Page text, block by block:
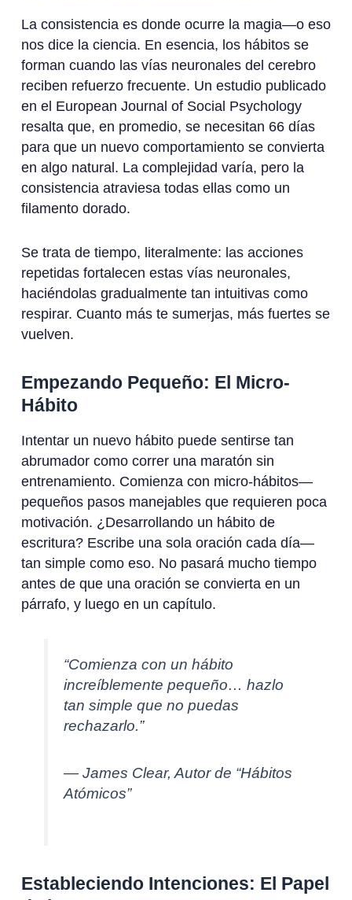
La consistencia es donde ocurre la magia—o eso
nos dice la ciencia. En esencia, los hábitos se
forman cuando las vías neuronales del cerebro
reciben refuerzo frecuente. Un estudio publicado
en el European Journal of Social Psychology
resalta que, en promedio, se necesitan 66 días
para que un nuevo comportamiento se convierta
en algo natural. La complejidad varía, pero la
consistencia atraviesa todas ellas como un
filamento dorado.
Se trata de tiempo, literalmente: las acciones
repetidas fortalecen estas vías neuronales,
haciéndolas gradualmente tan intuitivas como
respirar. Cuanto más te sumerjas, más fuertes se
vuelven.
Empezando Pequeño: El Micro-
Hábito
Intentar un nuevo hábito puede sentirse tan
abrumador como correr una maratón sin
entrenamiento. Comienza con micro-hábitos—
pequeños pasos manejables que requieren poca
motivación. ¿Desarrollando un hábito de
escritura? Escribe una sola oración cada día—
tan simple como eso. No pasará mucho tiempo
antes de que una oración se convierta en un
párrafo, y luego en un capítulo.
“Comienza con un hábito
increíblemente pequeño… hazlo
tan simple que no puedas
rechazarlo.”
— James Clear, Autor de “Hábitos
Atómicos”
Estableciendo Intenciones: El Papel